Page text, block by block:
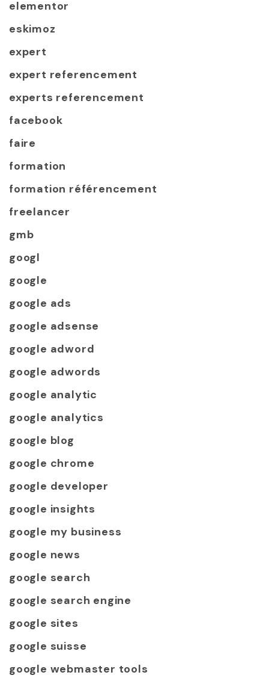
elementor
eskimoz
expert
expert referencement
experts referencement
facebook
faire
formation
formation référencement
freelancer
gmb
googl
google
google ads
google adsense
google adword
google adwords
google analytic
google analytics
google blog
google chrome
google developer
google insights
google my business
google news
google search
google search engine
google sites
google suisse
google webmaster tools